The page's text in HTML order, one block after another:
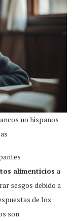
no hispanos
alimenticios a
sesgos debido a
de los
son